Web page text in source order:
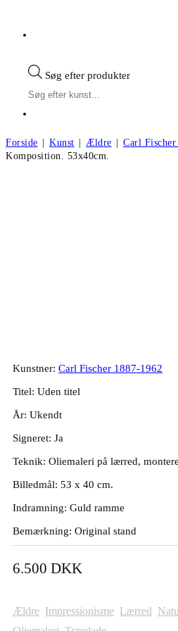
Søg efter produkter
Forside | Kunst | Ældre | Carl
Komposition. 53x40cm.
Kunstner: Carl Fischer 1887-1962
Titel: Uden titel
År: Ukendt
Signeret: Ja
Teknik: Oliemaleri på lærred,
Billedmål: 53 x 40 cm.
Indramning: Guld ramme
Bemærkning: Original stand
6.500 DKK
Ældre Impressionisme Lærred